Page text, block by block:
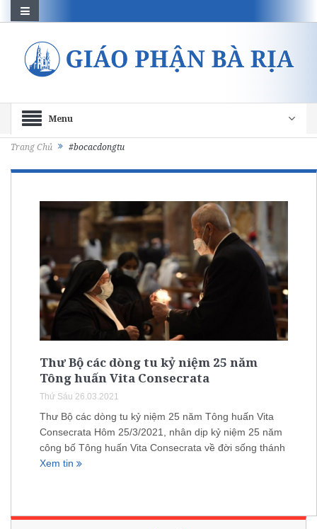
Menu
Trang Chủ #bocacdongtu
Thư Bộ các dòng tu kỷ niệm 25 năm
Tông huấn Vita Consecrata
Thứ Sáu 26.03.2021
Thư Bộ các dòng tu kỷ niệm 25 năm Tông huấn Vita
Consecrata Hôm 25/3/2021, nhân dịp kỷ niệm 25 năm
công bố Tông huấn Vita Consecrata về đời sống thánh
Xem tin